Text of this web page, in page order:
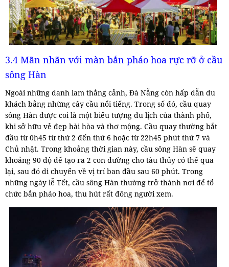
3.4 Mãn nhãn với màn bắn pháo hoa rực rỡ ở cầu
sông Hàn
Ngoài những danh lam thắng cảnh, Đà Nẵng còn hấp dẫn du
khách bằng những cây cầu nổi tiếng. Trong số đó, cầu quay
sông Hàn được coi là một biểu tượng du lịch của thành phố,
khi sở hữu vẻ đẹp hài hòa và thơ mộng. Cầu quay thường bắt
đầu từ 0h45 từ thứ 2 đến thứ 6 hoặc từ 22h45 phút thứ 7 và
Chủ nhật. Trong khoảng thời gian này, cầu sông Hàn sẽ quay
khoảng 90 độ để tạo ra 2 con đường cho tàu thủy có thể qua
lại, sau đó di chuyển về vị trí ban đầu sau 60 phút. Trong
những ngày lễ Tết, cầu sông Hàn thường trở thành nơi để tổ
chức bắn pháo hoa, thu hút rất đông người xem.